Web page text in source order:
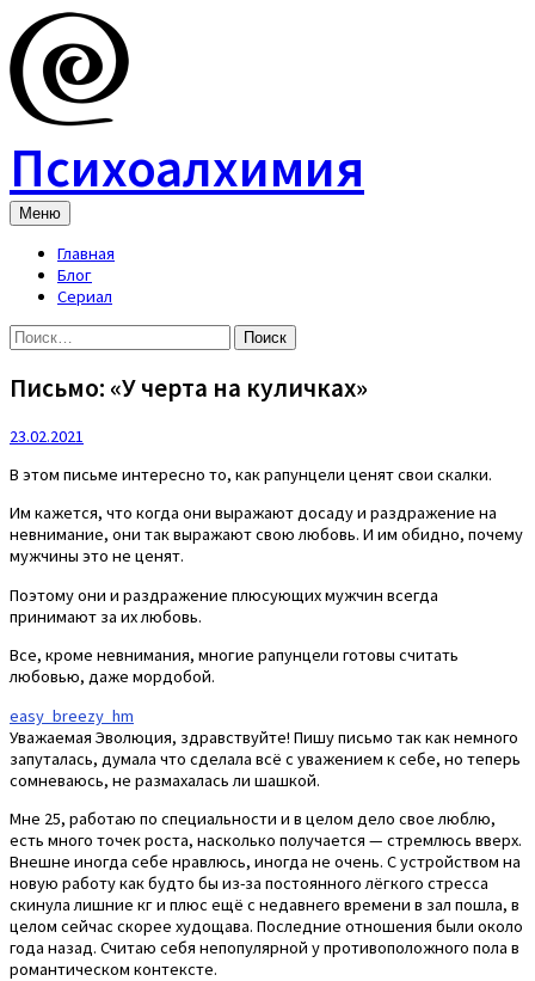
Skip
to
content
Психоалхимия
Меню
Главная
Блог
Сериал
Найти:
Письмо: «У черта на куличках»
23.02.2021
В этом письме интересно то, как рапунцели ценят свои скалки.
Им кажется, что когда они выражают досаду и раздражение на
невнимание, они так выражают свою любовь. И им обидно, почему
мужчины это не ценят.
Поэтому они и раздражение плюсующих мужчин всегда
принимают за их любовь.
Все, кроме невнимания, многие рапунцели готовы считать
любовью, даже мордобой.
easy_breezy_hm
Уважаемая Эволюция, здравствуйте! Пишу письмо так как немного
запуталась, думала что сделала всё с уважением к себе, но теперь
сомневаюсь, не размахалась ли шашкой.
Мне 25, работаю по специальности и в целом дело свое люблю,
есть много точек роста, насколько получается — стремлюсь вверх.
Внешне иногда себе нравлюсь, иногда не очень. С устройством на
новую работу как будто бы из-за постоянного лёгкого стресса
скинула лишние кг и плюс ещё с недавнего времени в зал пошла, в
целом сейчас скорее худощава. Последние отношения были около
года назад. Считаю себя непопулярной у противоположного пола в
романтическом контексте.